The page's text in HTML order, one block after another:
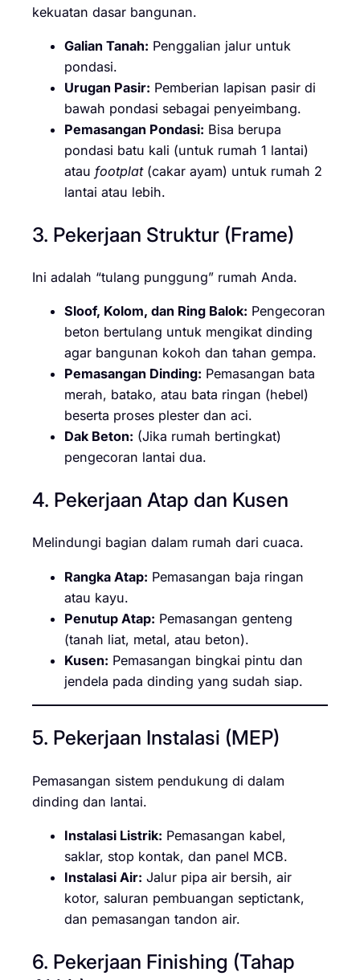
kekuatan dasar bangunan.
Galian Tanah: Penggalian jalur untuk
pondasi.
Urugan Pasir: Pemberian lapisan pasir di
bawah pondasi sebagai penyeimbang.
Pemasangan Pondasi: Bisa berupa
pondasi batu kali (untuk rumah 1 lantai)
atau footplat(cakar ayam) untuk rumah 2
lantai atau lebih.
3. Pekerjaan Struktur (Frame)
Ini adalah “tulang punggung” rumah Anda.
Sloof, Kolom, dan Ring Balok: Pengecoran
beton bertulang untuk mengikat dinding
agar bangunan kokoh dan tahan gempa.
Pemasangan Dinding: Pemasangan bata
merah, batako, atau bata ringan (hebel)
beserta proses plester dan aci.
Dak Beton: (Jika rumah bertingkat)
pengecoran lantai dua.
4. Pekerjaan Atap dan Kusen
Melindungi bagian dalam rumah dari cuaca.
Rangka Atap: Pemasangan baja ringan
atau kayu.
Penutup Atap: Pemasangan genteng
(tanah liat, metal, atau beton).
Kusen: Pemasangan bingkai pintu dan
jendela pada dinding yang sudah siap.
5. Pekerjaan Instalasi (MEP)
Pemasangan sistem pendukung di dalam
dinding dan lantai.
Instalasi Listrik: Pemasangan kabel,
saklar, stop kontak, dan panel MCB.
Instalasi Air: Jalur pipa air bersih, air
kotor, saluran pembuangan septictank,
dan pemasangan tandon air.
6. Pekerjaan Finishing (Tahap